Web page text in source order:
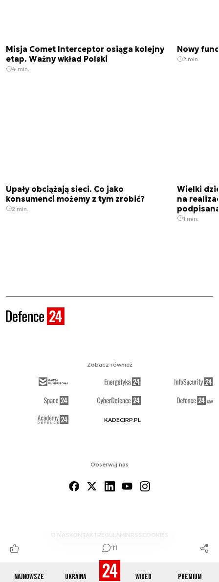
Najnowsze Ukraina Wideo Premium
11
Misja Comet Interceptor osiąga kolejny
etap. Ważny wkład Polski
4 min.
Nowy
2 min.
Upały obciążają sieci. Co jako
konsumenci możemy z tym zrobić?
2 min.
Wielki
na
1 min.
Obserwuj nas
O NAS KONTAKTREGULAMINRSS COOKIES
Zobacz również
KADECIRP.PL
© 2012-2026 DEFENCE24